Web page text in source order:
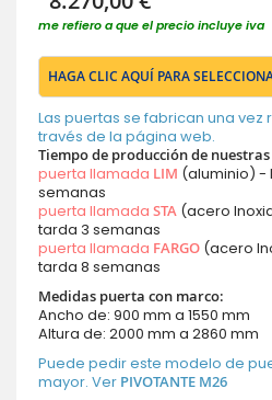
me refiero a que el precio incluye iva
HAGA CLIC AQUÍ PARA
Las puertas se fabrican una
través de la página web.
Tiempo de producción de
puerta llamada LIM (aluminio) -
semanas
puerta llamada STA (acero
tarda 3 semanas
puerta llamada FARGO (acero
tarda 8 semanas
Medidas puerta con marco:
Ancho de: 900 mm a 1550 mm
Altura de: 2000 mm a 2860 mm
Puede pedir este modelo de
mayor. Ver PIVOTANTE M26